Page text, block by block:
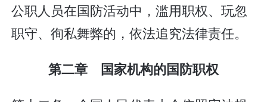
公职人员在国防活动中，滥用职权、玩忽
职守、徇私舞弊的，依法追究法律责任。
第二章 国家机构的国防职权